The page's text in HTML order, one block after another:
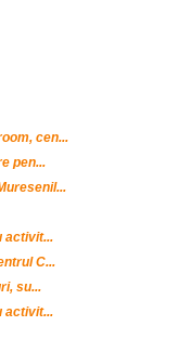
cen...
pen...
activit...
C...
su...
activit...